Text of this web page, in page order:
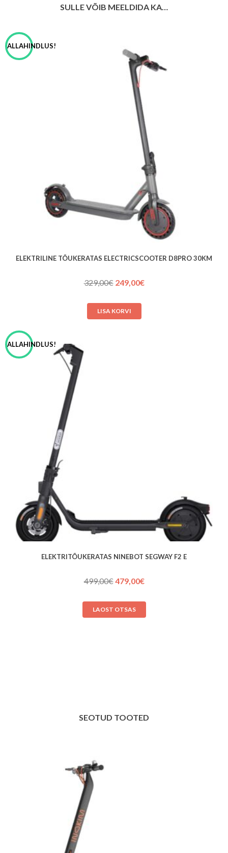
SULLE VÕIB MEELDIDA KA…
ALLAHINDLUS!
ELEKTRILINE TÕUKERATAS ELECTRICSCOOTER D8PRO 30KM
329,00€ Algne
oli:
329,00€.
249,00€Praegune
LISA KORVI
ALLAHINDLUS!
ELEKTRITÕUKERATAS NINEBOT SEGWAY F2 E
499,00€Algne
oli:
499,00€.
479,00€Praegune
on:
LAOST OTSAS
SEOTUD TOOTED